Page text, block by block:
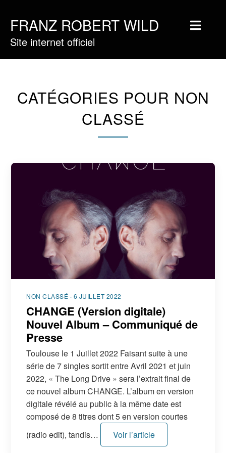
FRANZ ROBERT WILD
Site internet officiel
Home
Vidéos
Newsletter
Contact
Presse & Pro
DE NL
CATÉGORIES POUR NON
CLASSÉ
NON CLASSÉ · 6 JUILLET 2022
CHANGE (Version digitale)
Nouvel Album – Communiqué de
Presse
Toulouse le 1 Juillet 2022 Faisant suite à une
série de 7 singles sortit entre Avril 2021 et juin
2022, « The Long Drive » sera l’extrait final de
ce nouvel album CHANGE. L’album en version
digitale révélé au public à la même date est
composé de 8 titres dont 5 en version courtes
(radio edit), tandis…
Voir l’article